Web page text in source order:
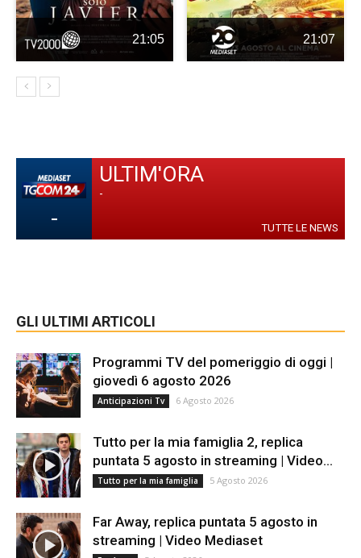
21:05 21:07
-
ULTIM'ORA
-
TUTTE LE NEWS
GLI ULTIMI ARTICOLI
Programmi TV del pomeriggio di oggi |
giovedì 6 agosto 2026
Anticipazioni Tv 6 Agosto 2026
Tutto per la mia famiglia 2, replica
puntata 5 agosto in streaming | Video...
Tutto per la mia famiglia 5 Agosto 2026
Far Away, replica puntata 5 agosto in
streaming | Video Mediaset